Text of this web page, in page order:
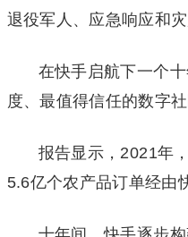
退役军人、应急响应和
在快手启航下一个
度、最值得信任的数字社
报告显示，2021年
5.6亿个农产品订单经由